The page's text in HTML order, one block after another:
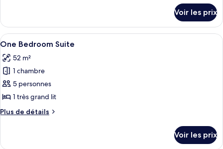
One
Bedroom
Suite
City
View
le
type
de
One
Bedroom
Suite
City
View
Voir les prix
Afficher
toutes
les
photos
pour
ce
type
de
One
Une chambre d’hôtel comprenant
6
One Bedroom Suite
52 m²
1 chambre
5 personnes
1 très grand lit
Plus de détails
Plus
le
Voir les prix